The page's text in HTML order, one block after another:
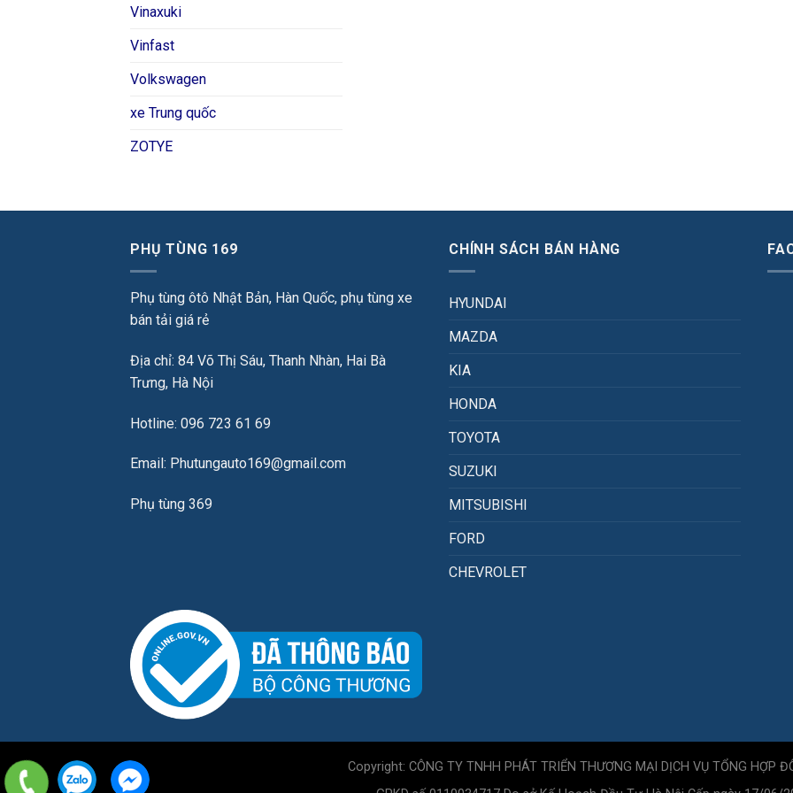
Vinaxuki
Vinfast
Volkswagen
xe Trung quốc
ZOTYE
PHỤ TÙNG 169
Phụ tùng ôtô Nhật Bản, Hàn Quốc, phụ tùng xe
bán tải giá rẻ
Địa chỉ: 84 Võ Thị Sáu, Thanh Nhàn, Hai Bà
Trưng, Hà Nội
Hotline: 096 723 61 69
Email: Phutungauto169@gmail.com
Phụ tùng 369
CHÍNH SÁCH BÁN HÀNG
HYUNDAI
MAZDA
KIA
HONDA
TOYOTA
SUZUKI
MITSUBISHI
FORD
CHEVROLET
Copyright: CÔNG TY TNHH PHÁT TRIỂN THƯƠNG MẠI DỊCH VỤ TỔNG HỢP